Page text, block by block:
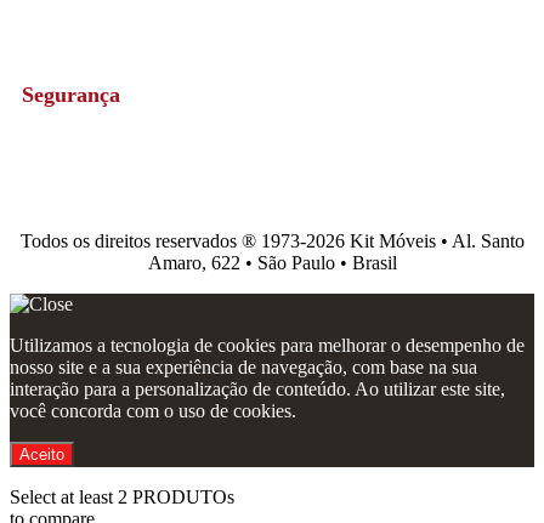
Segurança
Todos os direitos reservados ®️ 1973-2026 Kit Móveis • Al. Santo
Amaro, 622 • São Paulo • Brasil
Utilizamos a tecnologia de cookies para melhorar o desempenho de
nosso site e a sua experiência de navegação, com base na sua
interação para a personalização de conteúdo. Ao utilizar este site,
você concorda com o uso de cookies.
Aceito
Select at least 2 PRODUTOs
to compare